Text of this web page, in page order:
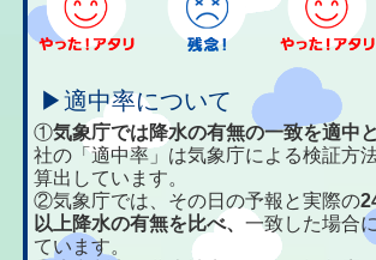
▶適中率について
①気象庁では降水の有無の一致を適中
社の「適中率」は気象庁による検証方
算出しています。
②気象庁では、その日の予報と実際の
以上降水の有無を比べ、一致した場合
ています。